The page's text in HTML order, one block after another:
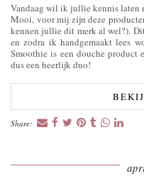
Vandaag wil ik jullie kennis laten
Mooi, voor mij zijn deze
kennen jullie dit merk al wel?).
en zodra ik handgemaakt lees
Smoothie is een douche product
dus een heerlijk duo!
Share: